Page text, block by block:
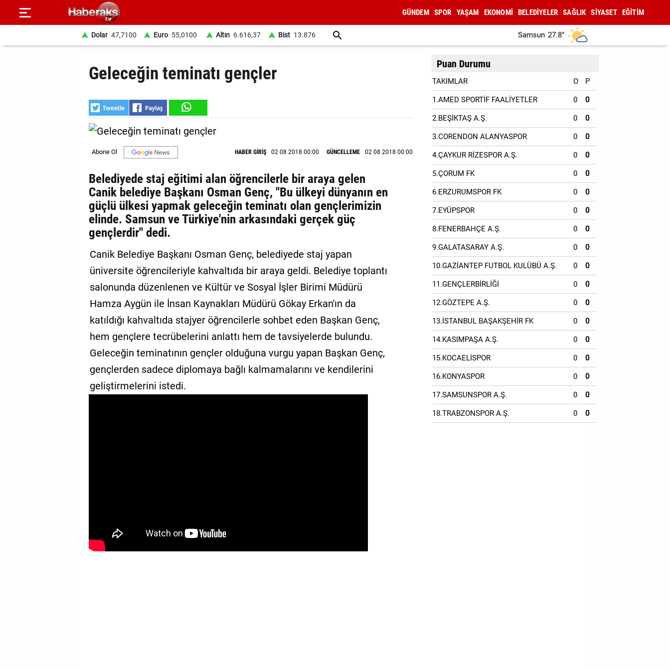
GÜNDEM SPOR YAŞAM EKONOMİ BELEDİYELER SAĞLIK SİYASET EĞİTİM
Dolar 47,7100 Euro 55,0100 Altın 6.616,37 Bist 13.876 Samsun 27.8°
Geleceğin teminatı gençler
HABER GİRİŞ 02 08 2018 00:00 GÜNCELLEME 02 08 2018 00:00
Belediyede staj eğitimi alan öğrencilerle bir araya gelen
Canik belediye Başkanı Osman Genç, "Bu ülkeyi dünyanın en
güçlü ülkesi yapmak geleceğin teminatı olan gençlerimizin
elinde. Samsun ve Türkiye'nin arkasındaki gerçek güç
gençlerdir" dedi.
Canik Belediye Başkanı Osman Genç, belediyede staj yapan
üniversite öğrencileriyle kahvaltıda bir araya geldi. Belediye toplantı
salonunda düzenlenen ve Kültür ve Sosyal İşler Birimi Müdürü
Hamza Aygün ile İnsan Kaynakları Müdürü Gökay Erkan'ın da
katıldığı kahvaltıda stajyer öğrencilerle sohbet eden Başkan Genç,
hem gençlere tecrübelerini anlattı hem de tavsiyelerde bulundu.
Geleceğin teminatının gençler olduğuna vurgu yapan Başkan Genç,
gençlerden sadece diplomaya bağlı kalmamalarını ve kendilerini
geliştirmelerini istedi.
Puan Durumu
TAKIMLAR O P
1.AMED SPORTİF FAALİYETLER 0 0
2.BEŞİKTAŞ A.Ş. 0 0
3.CORENDON ALANYASPOR 0 0
4.ÇAYKUR RİZESPOR A.Ş. 0 0
5.ÇORUM FK 0 0
6.ERZURUMSPOR FK 0 0
7.EYÜPSPOR 0 0
8.FENERBAHÇE A.Ş. 0 0
9.GALATASARAY A.Ş. 0 0
10.GAZİANTEP FUTBOL KULÜBÜ A.Ş. 0 0
11.GENÇLERBİRLİĞİ 0 0
12.GÖZTEPE A.Ş. 0 0
13.İSTANBUL BAŞAKŞEHİR FK 0 0
14.KASIMPAŞA A.Ş. 0 0
15.KOCAELİSPOR 0 0
16.KONYASPOR 0 0
17.SAMSUNSPOR A.Ş. 0 0
18.TRABZONSPOR A.Ş. 0 0